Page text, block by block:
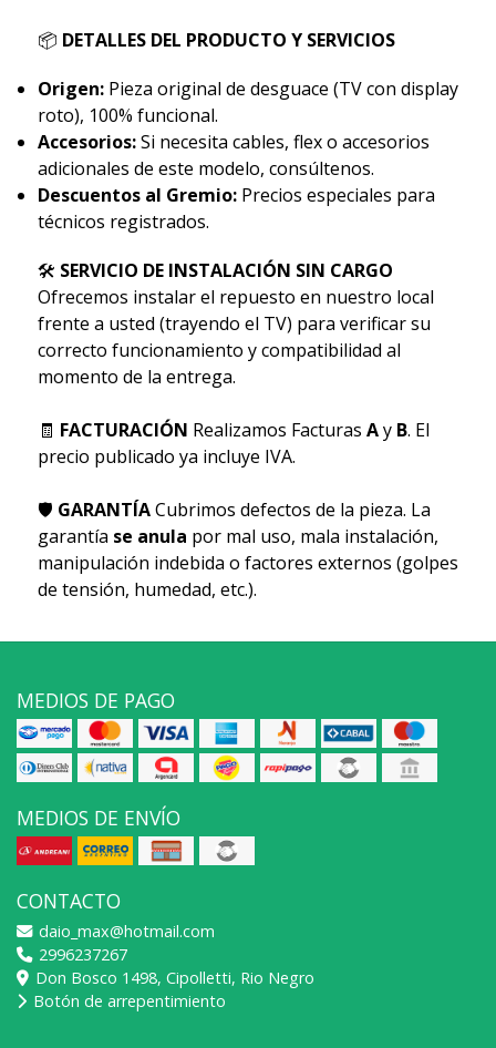
📦 DETALLES DEL PRODUCTO Y SERVICIOS
Origen:Pieza original de desguace (TV con display
roto), 100% funcional.
Accesorios:Si necesita cables, flex o accesorios
adicionales de este modelo, consúltenos.
Descuentos al Gremio:Precios especiales para
técnicos registrados.
🛠 SERVICIO DE INSTALACIÓN SIN CARGO
Ofrecemos instalar el repuesto en nuestro local
frente a usted (trayendo el TV) para verificar su
correcto funcionamiento y compatibilidad al
momento de la entrega.
🧾 FACTURACIÓN Realizamos Facturas Ay B. El
precio publicado ya incluye IVA.
🛡 GARANTÍACubrimos defectos de la pieza. La
garantía se anula por mal uso, mala instalación,
manipulación indebida o factores externos (golpes
de tensión, humedad, etc.).
MEDIOS DE PAGO
MEDIOS DE ENVÍO
CONTACTO
daio_max@hotmail.com
2996237267
Don Bosco 1498, Cipolletti, Rio Negro
Botón de arrepentimiento